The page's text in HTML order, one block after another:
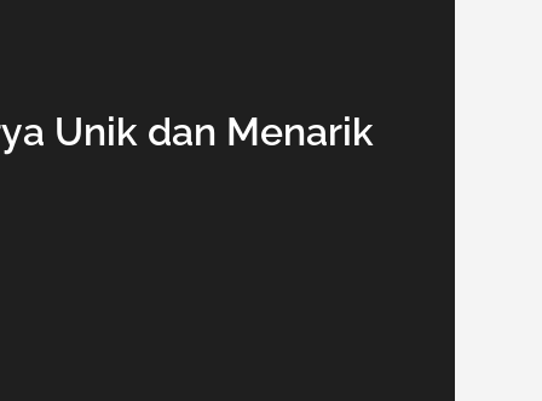
Unik dan Menarik